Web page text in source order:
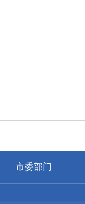
市委部门